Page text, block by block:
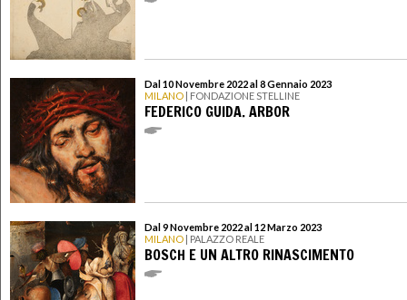
Dal 10 Novembre 2022 al 8 Gennaio 2023
MILANO | FONDAZIONE STELLINE
FEDERICO GUIDA. ARBOR
Dal 9 Novembre 2022 al 12 Marzo 2023
MILANO | PALAZZO REALE
BOSCH E UN ALTRO RINASCIMENTO